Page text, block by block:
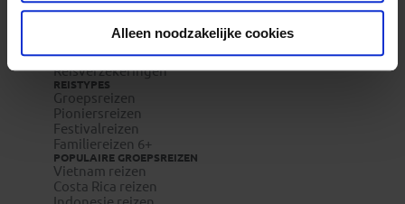
Alleen noodzakelijke cookies
Duurzaam toerisme
Vacatures
Veelgestelde vragen
Reisdocumenten aanvragen
Reisverzekeringen
REISTYPES
Groepsreizen
Pioniersreizen
Festivalreizen
Familiereizen 6+
POPULAIRE GROEPSREIZEN
Vietnam reizen
Costa Rica reizen